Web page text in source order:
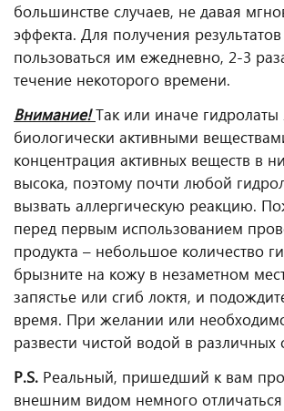
большинстве случаев, не давая
эффекта. Для получения
пользоваться им ежедневно, 2-3
течение некоторого времени.
Внимание!Так или иначе гидролаты
биологически активными
концентрация активных веществ в
высока, поэтому почти любой
вызвать аллергическую реакцию.
перед первым использованием
продукта – небольшое количество
брызните на кожу в незаметном
запястье или сгиб локтя, и
время. При желании или
развести чистой водой в различных
P.S. Реальный, пришедший к вам
внешним видом немного